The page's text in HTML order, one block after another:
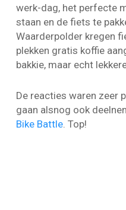
werk-dag, het perfecte
staan en de fiets te
Waarderpolder kregen
plekken gratis koffie
bakkie, maar echt
De reacties waren zeer
gaan alsnog ook
Bike Battle. Top!